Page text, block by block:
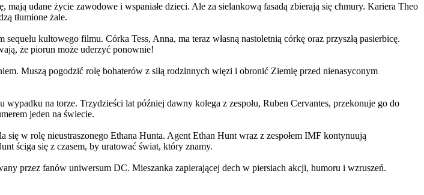
udane życie zawodowe i wspaniałe dzieci. Ale za sielankową fasadą zbierają się chmury. Kariera Theo
tłumione żale.
kultowego filmu. Córka Tess, Anna, ma teraz własną nastoletnią córkę oraz przyszłą pasierbicę.
że piorun może uderzyć ponownie!
Muszą pogodzić rolę bohaterów z siłą rodzinnych więzi i obronić Ziemię przed nienasyconym
na torze. Trzydzieści lat później dawny kolega z zespołu, Ruben Cervantes, przekonuje go do
jeden na świecie.
w rolę nieustraszonego Ethana Hunta. Agent Ethan Hunt wraz z zespołem IMF kontynuują
ściga się z czasem, by uratować świat, który znamy.
przez fanów uniwersum DC. Mieszanka zapierającej dech w piersiach akcji, humoru i wzruszeń.